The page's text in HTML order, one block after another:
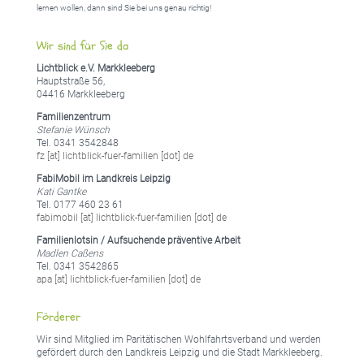
lernen wollen, dann sind Sie bei uns genau richtig!
Wir sind für Sie da
Lichtblick e.V. Markkleeberg
Hauptstraße 56,
04416 Markkleeberg
Familienzentrum
Stefanie Wünsch
Tel. 0341 3542848
fz [at] lichtblick-fuer-familien [dot] de
FabiMobil im Landkreis Leipzig
Kati Gantke
Tel. 0177 460 23 61
fabimobil [at] lichtblick-fuer-familien [dot] de
Familienlotsin / Aufsuchende präventive Arbeit
Madlen Caßens
Tel. 0341 3542865
apa [at] lichtblick-fuer-familien [dot] de
Förderer
Wir sind Mitglied im Paritätischen Wohlfahrtsverband und werden
gefördert durch den Landkreis Leipzig und die Stadt Markkleeberg.